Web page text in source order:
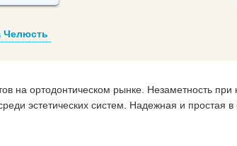
Челюсть
на ортодонтическом рынке. Незаметность
эстетических систем. Надежная и простая в